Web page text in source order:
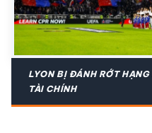
LYON BỊ ĐÁNH RỚT
TÀI CHÍNH